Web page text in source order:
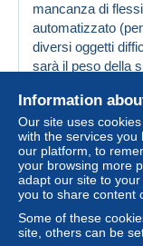
mancanza di
automatizzato
diversi oggetti
sarà il peso della
postali....la
conteggio va alla
Created
Report this
Information
Our site uses
with the services
our platform, to
your browsing more
adapt our site to
you to share content
Some of these
site, others can be